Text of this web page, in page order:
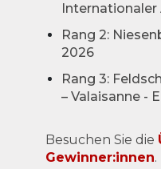
Internationaler
Rang 2:
2026
Rang 3:
– Valaisanne -
Besuchen Sie die
Gewinner:innen.